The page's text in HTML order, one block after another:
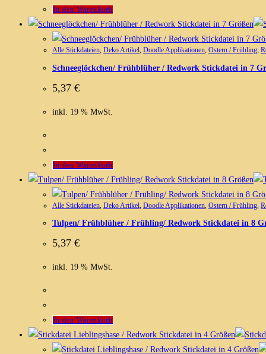
In den Warenkorb
Alle Stickdateien, Deko Artikel, Doodle Applikationen, Ostern / Frühling,
Schneeglöckchen/ Frühblüher / Redwork Stickdatei in 7
5,37 €
inkl. 19 % MwSt.
In den Warenkorb
Alle Stickdateien Deko Artikel Doodle Applikationen Ostern / Frühling
Tulpen/ Frühblüher / Frühling/ Redwork Stickdatei in 8
5,37 €
inkl. 19 % MwSt.
In den Warenkorb